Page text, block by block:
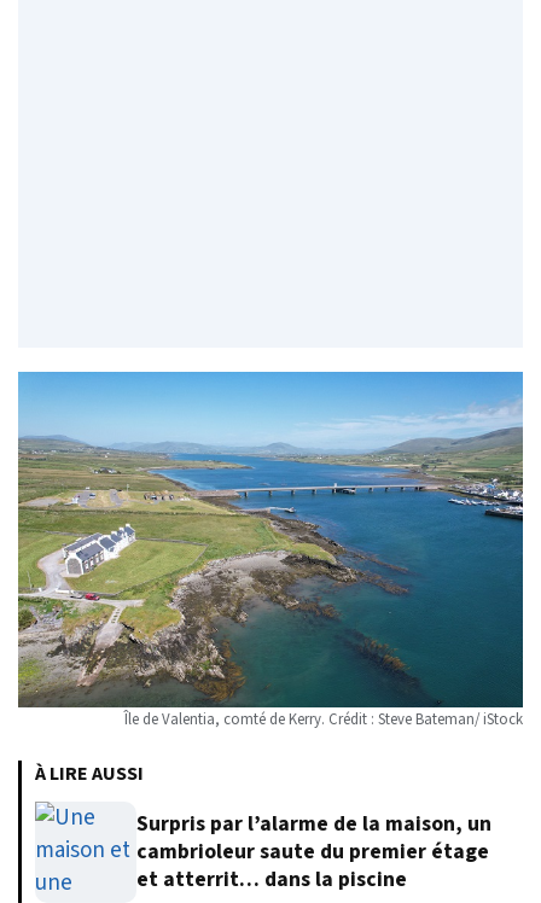
Île de Valentia, comté de Kerry. Crédit : Steve Bateman/ iStock
À LIRE AUSSI
Surpris par l’alarme de la maison, un
cambrioleur saute du premier étage
et atterrit… dans la piscine